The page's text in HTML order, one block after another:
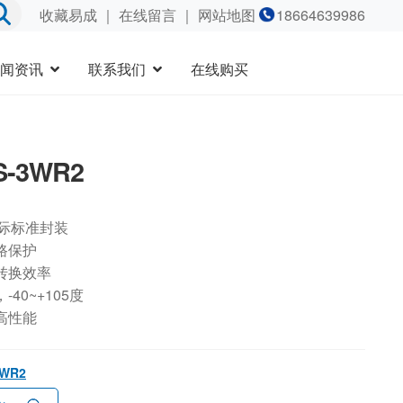
收藏易成｜ 在线留言｜ 网站地图 18664639986
资讯 联系我们 在线购买
3WR2
标准封装
保护
换效率
-40~+105度
性能